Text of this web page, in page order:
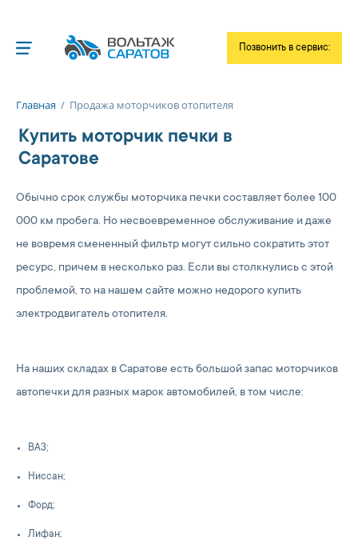
Позвонить в сервис:
Главная / Продажа моторчиков отопителя
Купить моторчик печки в
Саратове
Обычно срок службы моторчика печки составляет более 100
000 км пробега. Но несвоевременное обслуживание и даже
не вовремя смененный фильтр могут сильно сократить этот
ресурс, причем в несколько раз. Если вы столкнулись с этой
проблемой, то на нашем сайте можно недорого купить
электродвигатель отопителя.
На наших складах в Саратове есть большой запас моторчиков
автопечки для разных марок автомобилей, в том числе:
ВАЗ;
Ниссан;
Форд;
Лифан;